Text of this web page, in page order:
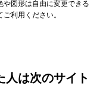
図形は自由に変更できる
利用ください。
人は次のサイト